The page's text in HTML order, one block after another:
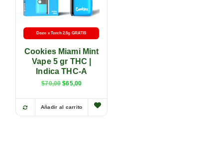
Dozo x Torch 2.5g GRATIS
Cookies Miami Mint
Vape 5 gr THC |
Indica THC-A
$70,00 $65,00
Añadir al carrito